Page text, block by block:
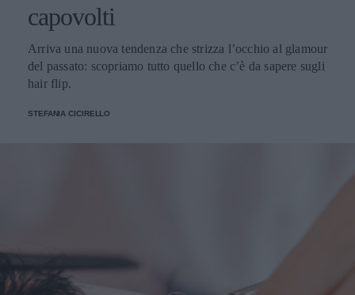
capovolti
Arriva una nuova tendenza che strizza l’occhio al glamour
del passato: scopriamo tutto quello che c’è da sapere sugli
hair flip.
STEFANIA CICIRELLO